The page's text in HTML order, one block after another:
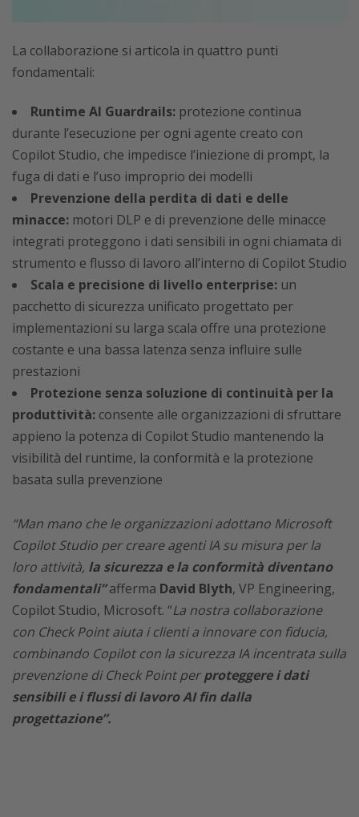
La collaborazione si articola in quattro punti
fondamentali:
Runtime AI Guardrails: protezione continua
durante l’esecuzione per ogni agente creato con
Copilot Studio, che impedisce l’iniezione di prompt, la
fuga di dati e l’uso improprio dei modelli
Prevenzione della perdita di dati e delle
minacce: motori DLP e di prevenzione delle minacce
integrati proteggono i dati sensibili in ogni chiamata di
strumento e flusso di lavoro all’interno di Copilot Studio
Scala e precisione di livello enterprise: un
pacchetto di sicurezza unificato progettato per
implementazioni su larga scala offre una protezione
costante e una bassa latenza senza influire sulle
prestazioni
Protezione senza soluzione di continuità per la
produttività: consente alle organizzazioni di sfruttare
appieno la potenza di Copilot Studio mantenendo la
visibilità del runtime, la conformità e la protezione
basata sulla prevenzione
“Man mano che le organizzazioni adottano Microsoft
Copilot Studio per creare agenti IA su misura per la
loro attività, la sicurezza e la conformità diventano
fondamentali”afferma David Blyth, VP Engineering,
Copilot Studio, Microsoft. “La nostra collaborazione
con Check Point aiuta i clienti a innovare con fiducia,
combinando Copilot con la sicurezza IA incentrata sulla
prevenzione di Check Point perproteggere i dati
sensibili e i flussi di lavoro AI fin dalla
progettazione”.